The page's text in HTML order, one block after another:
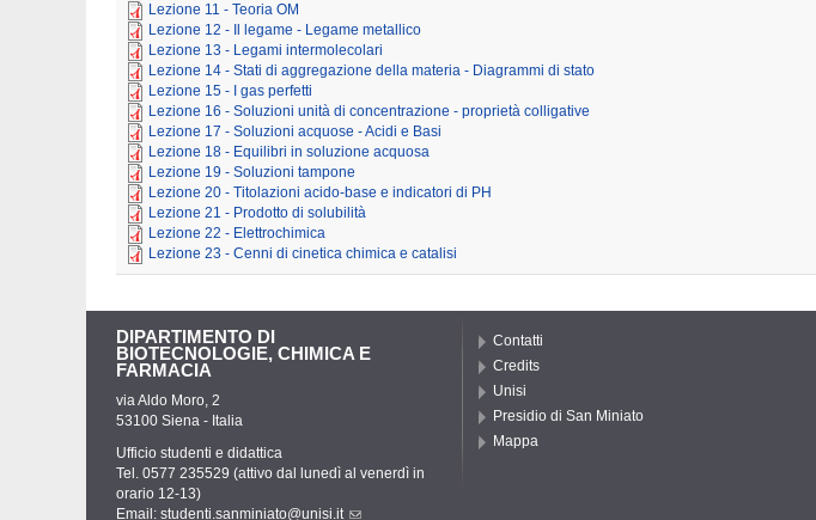
Lezione 11 - Teoria OM
Lezione 12 - Il legame - Legame metallico
Lezione 13 - Legami intermolecolari
Lezione 14 - Stati di aggregazione della materia - Diagrammi di stato
Lezione 15 - I gas perfetti
Lezione 16 - Soluzioni unità di concentrazione - proprietà colligative
Lezione 17 - Soluzioni acquose - Acidi e Basi
Lezione 18 - Equilibri in soluzione acquosa
Lezione 19 - Soluzioni tampone
Lezione 20 - Titolazioni acido-base e indicatori di PH
Lezione 21 - Prodotto di solubilità
Lezione 22 - Elettrochimica
Lezione 23 - Cenni di cinetica chimica e catalisi
DIPARTIMENTO DI
BIOTECNOLOGIE, CHIMICA E
FARMACIA
via Aldo Moro, 2
53100 Siena - Italia
Ufficio studenti e didattica
Tel. 0577 235529 (attivo dal lunedì al venerdì in
orario 12-13)
Email: studenti.sanminiato@unisi.it
Contatti
Credits
Unisi
Presidio di San Miniato
Mappa